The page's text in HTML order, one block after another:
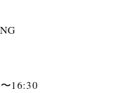
16:30